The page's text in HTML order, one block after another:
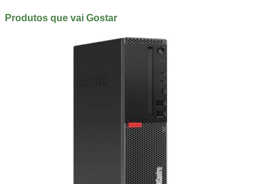
Produtos que vai Gostar